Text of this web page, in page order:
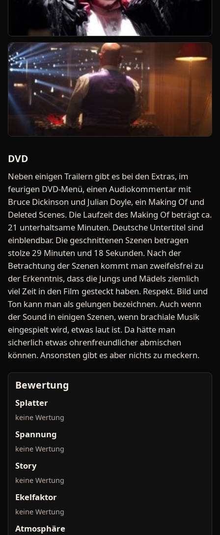
DVD
Neben einigen Trailern gibt es bei den Extras, im
feurigen DVD-Menü, einen Audiokommentar mit
Bruce Dickinson und Julian Doyle, ein Making Of und
Deleted Scenes. Die Laufzeit des Making Of beträgt ca.
21 unterhaltsame Minuten. Deutsche Untertitel sind
einblendbar. Die geschnittenen Szenen betragen
stolze 29 Minuten und 18 Sekunden. Nach der
Betrachtung der Szenen kommt man zweifelsfrei zu
der Erkenntnis, dass die Jungs und Mädels ziemlich
viel Zeit in den Film gesteckt haben. Respekt. Bild und
Ton kann man als gelungen bezeichnen. Auch wenn
der Sound in einigen Szenen, wenn brachiale Musik
eingespielt wird, etwas laut ist. Da hätte man
sicherlich etwas ohrenfreundlicher abmischen
können. Ansonsten gibt es aber nichts zu meckern.
Bewertung
Splatter
keine Wertung
Spannung
keine Wertung
Story
keine Wertung
Ekelfaktor
keine Wertung
Atmosphäre